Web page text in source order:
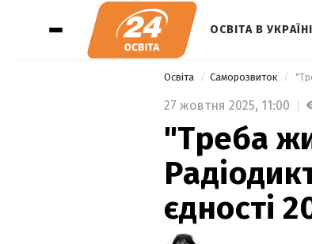
ОСВІТА В УКРАЇНІ
Освіта Саморозвиток
27 жовтня 2025, 11:00
"Треба
єдності